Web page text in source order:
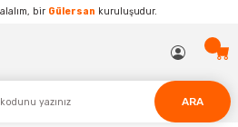
bir Gülersan kuruluşudur.
ARA